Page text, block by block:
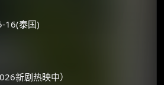
16(泰国)
新剧热映中）